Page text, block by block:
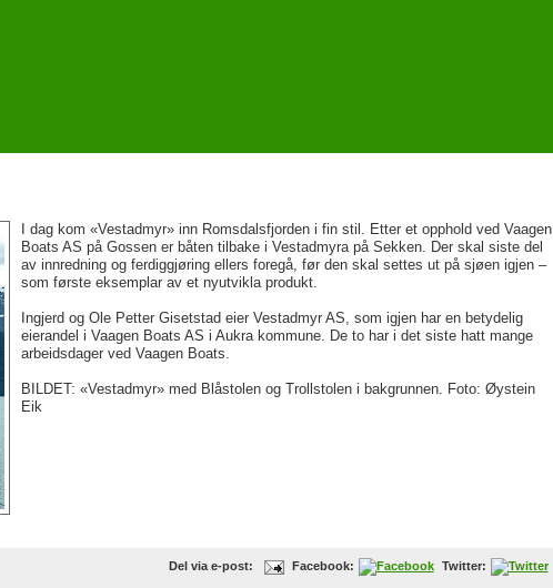
I dag kom «Vestadmyr» inn Romsdalsfjorden i fin stil. Etter et opphold ved Vaagen
Boats AS på Gossen er båten tilbake i Vestadmyra på Sekken. Der skal siste del
av innredning og ferdiggjøring ellers foregå, før den skal settes ut på sjøen igjen –
som første eksemplar av et nyutvikla produkt.
Ingjerd og Ole Petter Gisetstad eier Vestadmyr AS, som igjen har en betydelig
eierandel i Vaagen Boats AS i Aukra kommune. De to har i det siste hatt mange
arbeidsdager ved Vaagen Boats.
BILDET: «Vestadmyr» med Blåstolen og Trollstolen i bakgrunnen. Foto: Øystein
Eik
Del via e-post: Facebook: Twitter: